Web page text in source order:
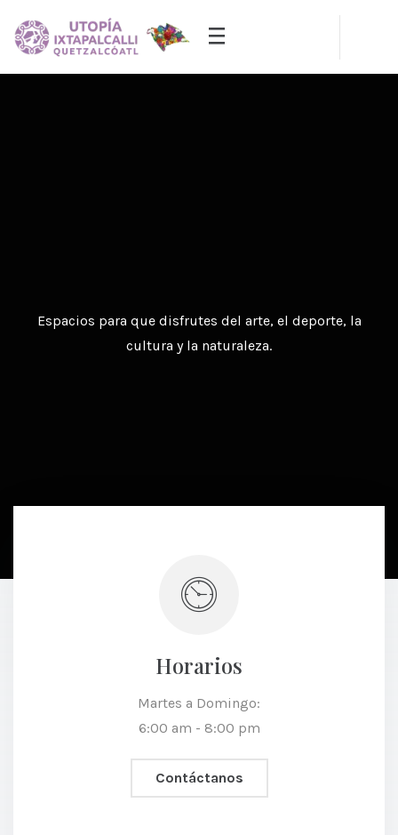
Espacios para que disfrutes del deporte, la salud y la
convivencia.
Horarios
Martes a Domingo:
6:00 am - 8:00 pm
Contáctanos